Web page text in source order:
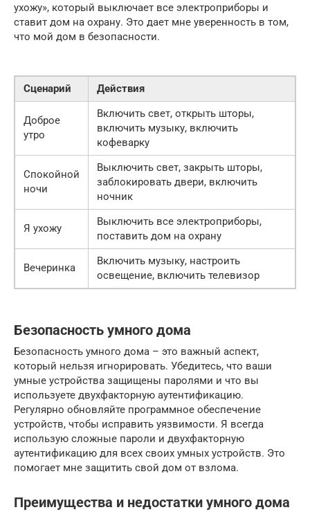
ухожу», который выключает все электроприборы и
ставит дом на охрану. Это дает мне уверенность в том,
что мой дом в безопасности.
Сценарий Действия
Доброе
утро
Включить свет, открыть шторы,
включить музыку, включить
кофеварку
Спокойной
ночи
Выключить свет, закрыть шторы,
заблокировать двери, включить
ночник
Я ухожу
Выключить все электроприборы,
поставить дом на охрану
Вечеринка
Включить музыку, настроить
освещение, включить телевизор
Безопасность умного дома
Безопасность умного дома – это важный аспект,
который нельзя игнорировать. Убедитесь, что ваши
умные устройства защищены паролями и что вы
используете двухфакторную аутентификацию.
Регулярно обновляйте программное обеспечение
устройств, чтобы исправить уязвимости. Я всегда
использую сложные пароли и двухфакторную
аутентификацию для всех своих умных устройств. Это
помогает мне защитить свой дом от взлома.
Преимущества и недостатки умного дома